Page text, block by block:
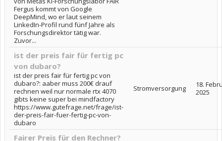
Fergus kommt von Google
DeepMind, wo er laut seinem
LinkedIn-Profil rund fünf Jahre als
Forschungsdirektor tätig war.
Zuvor...
ist der preis fair für fertig pc
von dubaro?
ist der preis fair für fertig pc von
dubaro?: aaber muss 200€ drauf
rechnen weil nur normale rtx 4070
gibts keine super bei mindfactory
https://www.gutefrage.net/frage/ist-
der-preis-fair-fuer-fertig-pc-von-
dubaro
Stromversorgung
18.
2025
Fairer Preis für den Rechner?